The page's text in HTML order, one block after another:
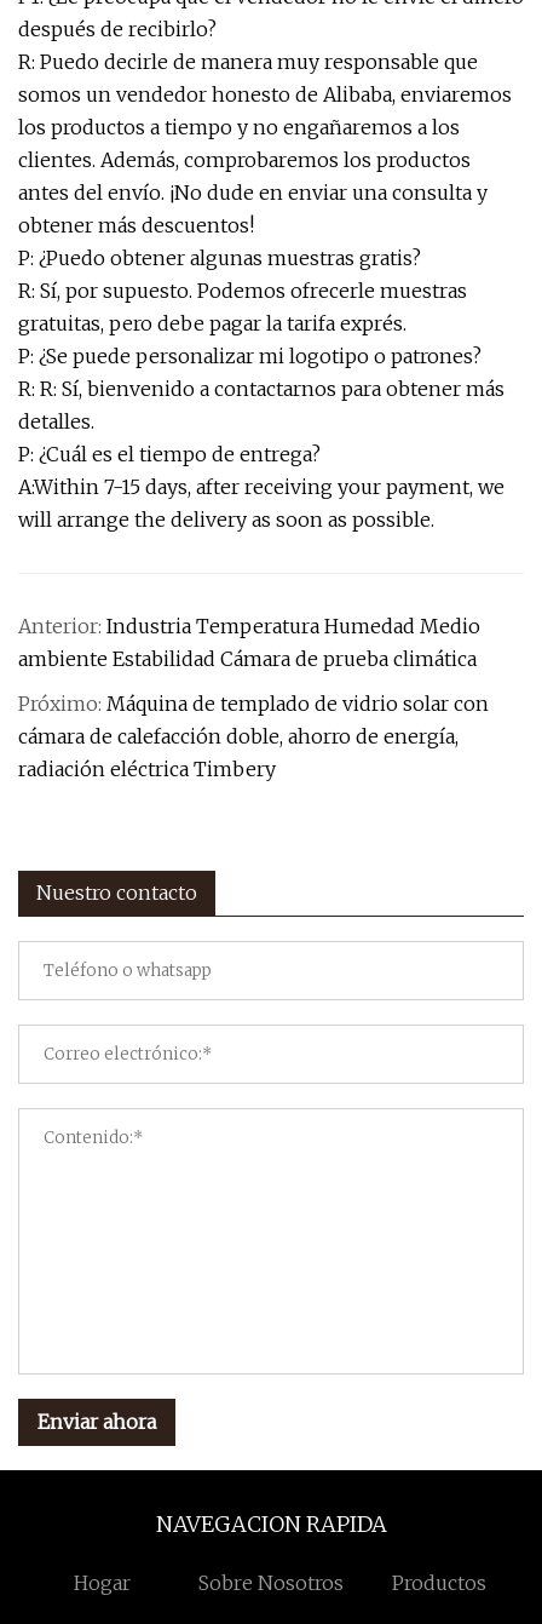
después de recibirlo?
R: Puedo decirle de manera muy responsable que
somos un vendedor honesto de Alibaba, enviaremos
los productos a tiempo y no engañaremos a los
clientes. Además, comprobaremos los productos
antes del envío. ¡No dude en enviar una consulta y
obtener más descuentos!
P: ¿Puedo obtener algunas muestras gratis?
R: Sí, por supuesto. Podemos ofrecerle muestras
gratuitas, pero debe pagar la tarifa exprés.
P: ¿Se puede personalizar mi logotipo o patrones?
R: R: Sí, bienvenido a contactarnos para obtener más
detalles.
P: ¿Cuál es el tiempo de entrega?
A:Within 7-15 days, after receiving your payment, we
will arrange the delivery as soon as possible.
Anterior: Industria Temperatura Humedad Medio
ambiente Estabilidad Cámara de prueba climática
Próximo: Máquina de templado de vidrio solar con
cámara de calefacción doble, ahorro de energía,
radiación eléctrica Timbery
Nuestro contacto
Enviar ahora
NAVEGACION RAPIDA
Hogar Sobre Nosotros Productos